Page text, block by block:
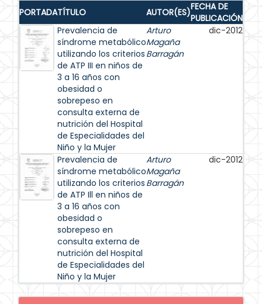
PORTADATÍTULO AUTOR(ES)FECHA DE
PUBLICACIÓN
Prevalencia de
síndrome metabólico
utilizando los criterios
de ATP III en niños de
3 a 16 años con
obesidad o
sobrepeso en
consulta externa de
nutrición del Hospital
de Especialidades del
Niño y la Mujer
Arturo
Magaña
Barragán
dic-2012
Prevalencia de
síndrome metabólico
utilizando los criterios
de ATP Ill en niños de
3 a 16 años con
obesidad o
sobrepeso en
consulta externa de
nutrición del Hospital
de Especialidades del
Niño y la Mujer
Arturo
Magaña
Barragán
dic-2012